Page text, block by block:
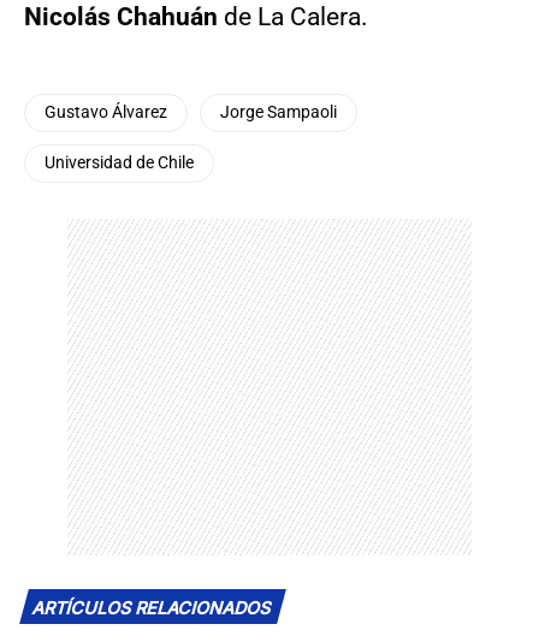
Nicolás Chahuán de La Calera.
Gustavo Álvarez Jorge Sampaoli
Universidad de Chile
ARTÍCULOS RELACIONADOS